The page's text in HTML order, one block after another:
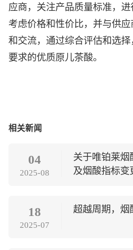
应商，关注产品质量标准，
考虑价格和性价比，并与供
和交流，通过综合评估和选
要求的优质原儿茶酸。
相关新闻
04
2025-08
关于唯铂莱烟
及烟酸指标变
18
2025-07
超越周期，烟